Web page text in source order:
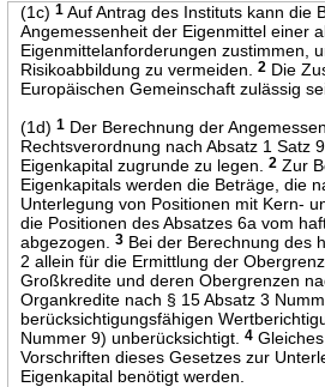
(1c)1 Auf Antrag des Instituts kann die
Angemessenheit der Eigenmittel einer
Eigenmittelanforderungen zustimmen,
Risikoabbildung zu vermeiden.2 Die
Europäischen Gemeinschaft zulässig
(1d)1 Der Berechnung der
Rechtsverordnung nach Absatz 1 Satz
Eigenkapital zugrunde zu legen.2 Zur
Eigenkapitals werden die Beträge, die
Unterlegung von Positionen mit Kern-
die Positionen des Absatzes 6a vom
abgezogen.3 Bei der Berechnung des
2 allein für die Ermittlung der
Großkredite und deren Obergrenzen
Organkredite nach § 15 Absatz 3
berücksichtigungsfähigen
Nummer 9) unberücksichtigt.4
Vorschriften dieses Gesetzes zur
Eigenkapital benötigt werden.